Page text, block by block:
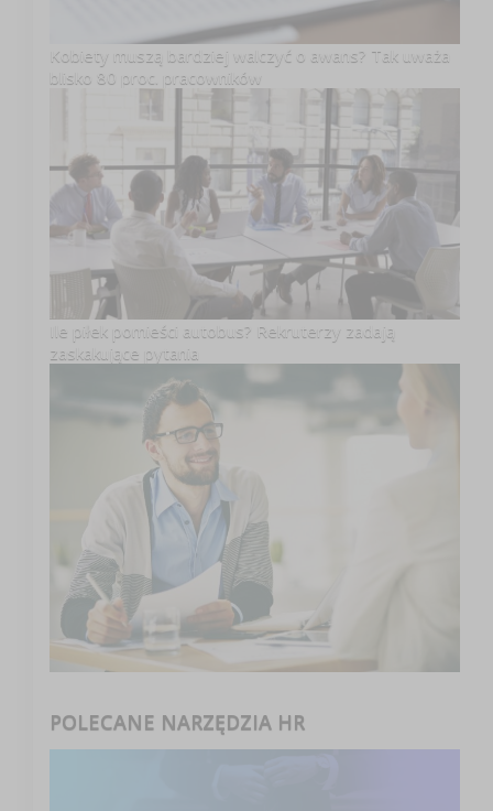
Kobiety muszą bardziej walczyć o awans? Tak uważa
blisko 80 proc. pracowników
Ile piłek pomieści autobus? Rekruterzy zadają
zaskakujące pytania
POLECANE NARZĘDZIA HR